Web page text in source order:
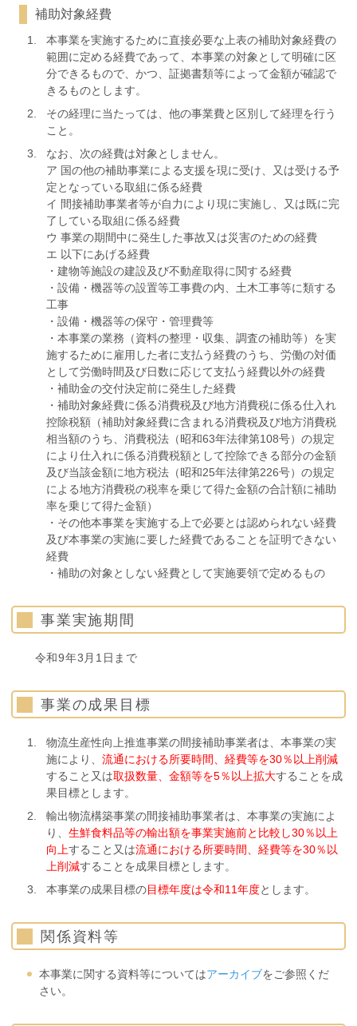
補助対象経費
本事業を実施するために直接必要な上表の補助対象経費の
範囲に定める経費であって、本事業の対象として明確に区
分できるもので、かつ、証拠書類等によって金額が確認で
きるものとします。
その経理に当たっては、他の事業費と区別して経理を行う
こと。
なお、次の経費は対象としません。
ア 国の他の補助事業による支援を現に受け、又は受ける予
定となっている取組に係る経費
イ 間接補助事業者等が自力により現に実施し、又は既に完
了している取組に係る経費
ウ 事業の期間中に発生した事故又は災害のための経費
エ 以下にあげる経費
・建物等施設の建設及び不動産取得に関する経費
・設備・機器等の設置等工事費の内、土木工事等に類する
工事
・設備・機器等の保守・管理費等
・本事業の業務（資料の整理・収集、調査の補助等）を実
施するために雇用した者に支払う経費のうち、労働の対価
として労働時間及び日数に応じて支払う経費以外の経費
・補助金の交付決定前に発生した経費
・補助対象経費に係る消費税及び地方消費税に係る仕入れ
控除税額（補助対象経費に含まれる消費税及び地方消費税
相当額のうち、消費税法（昭和63年法律第108号）の規定
により仕入れに係る消費税額として控除できる部分の金額
及び当該金額に地方税法（昭和25年法律第226号）の規定
による地方消費税の税率を乗じて得た金額の合計額に補助
率を乗じて得た金額）
・その他本事業を実施する上で必要とは認められない経費
及び本事業の実施に要した経費であることを証明できない
経費
・補助の対象としない経費として実施要領で定めるもの
事業実施期間
令和9年3月1日まで
事業の成果目標
物流生産性向上推進事業の間接補助事業者は、本事業の実
施により、流通における所要時間、経費等を30％以上削減
すること又は取扱数量、金額等を5％以上拡大することを成
果目標とします。
輸出物流構築事業の間接補助事業者は、本事業の実施によ
り、生鮮食料品等の輸出額を事業実施前と比較し30％以上
向上すること又は流通における所要時間、経費等を30％以
上削減することを成果目標とします。
本事業の成果目標の目標年度は令和11年度とします。
関係資料等
本事業に関する資料等についてはアーカイブをご参照くだ
さい。